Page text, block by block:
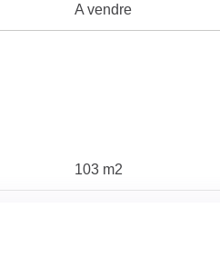
A vendre
103 m2